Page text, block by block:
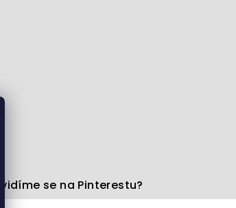
Uvidíme se na Pinterestu?